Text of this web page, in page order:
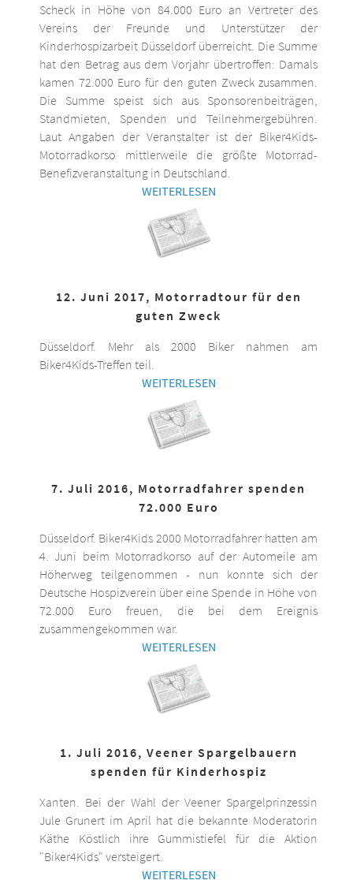
Scheck in Höhe von 84.000 Euro an Vertreter des
Vereins der Freunde und Unterstützer der
Kinderhospizarbeit Düsseldorf überreicht. Die Summe
hat den Betrag aus dem Vorjahr übertroffen: Damals
kamen 72.000 Euro für den guten Zweck zusammen.
Die Summe speist sich aus Sponsorenbeiträgen,
Standmieten, Spenden und Teilnehmergebühren.
Laut Angaben der Veranstalter ist der Biker4Kids-
Motorradkorso mittlerweile die größte Motorrad-
Benefizveranstaltung in Deutschland.
WEITERLESEN
12. Juni 2017, Motorradtour für den
guten Zweck
Düsseldorf. Mehr als 2000 Biker nahmen am
Biker4Kids-Treffen teil.
WEITERLESEN
7. Juli 2016, Motorradfahrer spenden
72.000 Euro
Düsseldorf. Biker4Kids 2000 Motorradfahrer hatten am
4. Juni beim Motorradkorso auf der Automeile am
Höherweg teilgenommen - nun konnte sich der
Deutsche Hospizverein über eine Spende in Höhe von
72.000 Euro freuen, die bei dem Ereignis
zusammengekommen war.
WEITERLESEN
1. Juli 2016, Veener Spargelbauern
spenden für Kinderhospiz
Xanten. Bei der Wahl der Veener Spargelprinzessin
Jule Grunert im April hat die bekannte Moderatorin
Käthe Köstlich ihre Gummistiefel für die Aktion
"Biker4Kids" versteigert.
WEITERLESEN